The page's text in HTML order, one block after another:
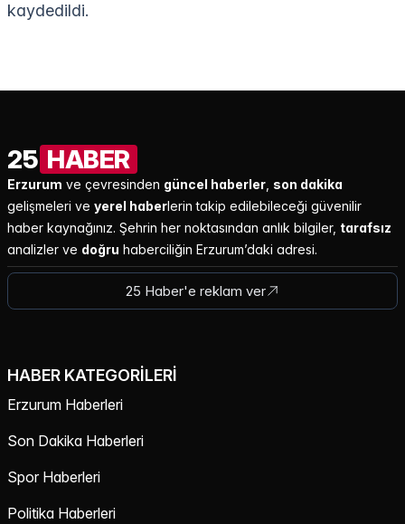
kaydedildi.
25 HABER
Erzurum ve çevresinden güncel haberler son dakika
gelişmeleri ve yerel haberlerin takip edilebileceği güvenilir
haber kaynağınız. Şehrin her noktasından anlık bilgiler, tarafsız
analizler ve doğru haberciliğin Erzurum’daki adresi.
25 Haber'e reklam ver
HABER KATEGORILERI
Erzurum Haberleri
Son Dakika Haberleri
Spor Haberleri
Politika Haberleri